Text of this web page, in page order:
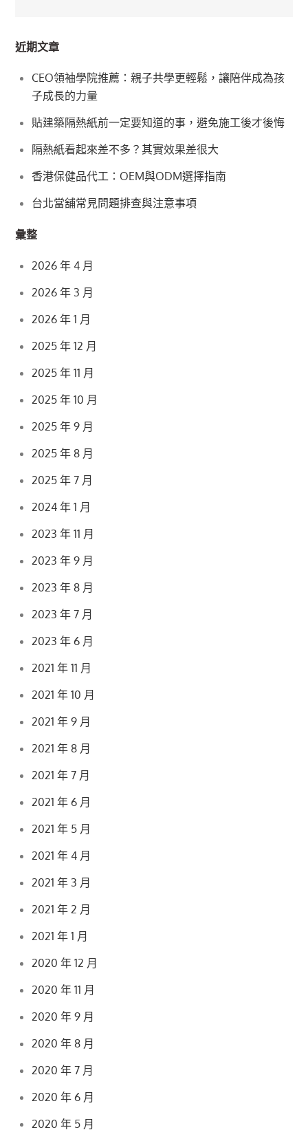
近期文章
CEO領袖學院推薦：親子共學更輕鬆，讓陪伴成為孩
子成長的力量
貼建築隔熱紙前一定要知道的事，避免施工後才後悔
隔熱紙看起來差不多？其實效果差很大
香港保健品代工：OEM與ODM選擇指南
台北當舖常見問題排查與注意事項
彙整
2026 年 4 月
2026 年 3 月
2026 年 1 月
2025 年 12 月
2025 年 11 月
2025 年 10 月
2025 年 9 月
2025 年 8 月
2025 年 7 月
2024 年 1 月
2023 年 11 月
2023 年 9 月
2023 年 8 月
2023 年 7 月
2023 年 6 月
2021 年 11 月
2021 年 10 月
2021 年 9 月
2021 年 8 月
2021 年 7 月
2021 年 6 月
2021 年 5 月
2021 年 4 月
2021 年 3 月
2021 年 2 月
2021 年 1 月
2020 年 12 月
2020 年 11 月
2020 年 9 月
2020 年 8 月
2020 年 7 月
2020 年 6 月
2020 年 5 月